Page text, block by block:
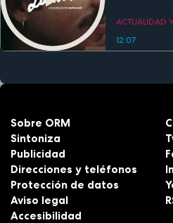
estreno
ACTUALIDAD
12:07
Sobre ORM
Sintoniza
Publicidad
Direcciones y teléfonos
Protección de datos
Aviso legal
Accesibilidad